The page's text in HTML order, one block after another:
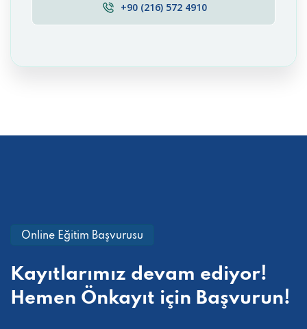
+90 (216) 572 4910
Online Eğitim Başvurusu
Kayıtlarımız devam ediyor!
Hemen Önkayıt için Başvurun!